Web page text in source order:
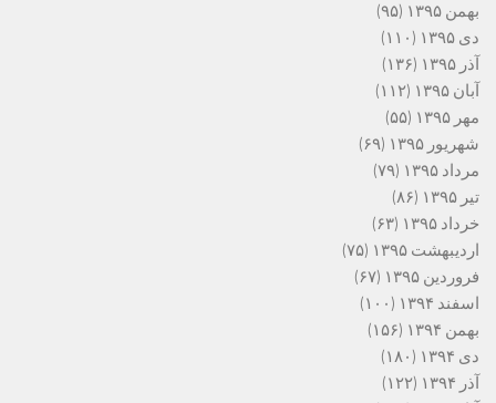
بهمن ۱۳۹۵
(۹۵)
دی ۱۳۹۵
(۱۱۰)
آذر ۱۳۹۵
(۱۳۶)
آبان ۱۳۹۵
(۱۱۲)
مهر ۱۳۹۵
(۵۵)
شهریور ۱۳۹۵
(۶۹)
مرداد ۱۳۹۵
(۷۹)
تیر ۱۳۹۵
(۸۶)
خرداد ۱۳۹۵
(۶۳)
اردیبهشت ۱۳۹۵
(۷۵)
فروردین ۱۳۹۵
(۶۷)
اسفند ۱۳۹۴
(۱۰۰)
بهمن ۱۳۹۴
(۱۵۶)
دی ۱۳۹۴
(۱۸۰)
آذر ۱۳۹۴
(۱۲۲)